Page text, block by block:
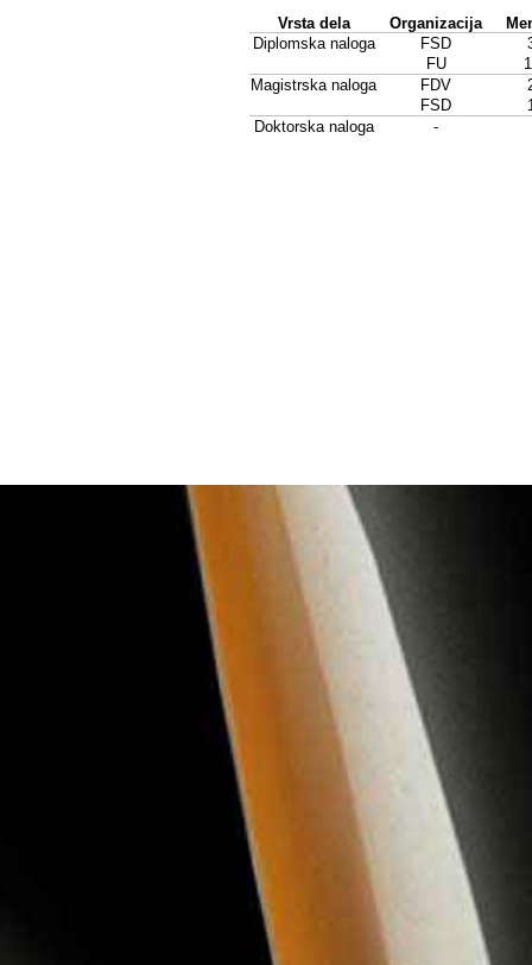
Vrsta dela
Organizacija
Diplomska naloga
FSD
FU
Magistrska naloga
FDV
FSD
Doktorska naloga
-